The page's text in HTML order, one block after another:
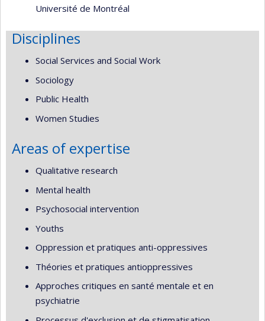
Université de Montréal
Disciplines
Social Services and Social Work
Sociology
Public Health
Women Studies
Areas of expertise
Qualitative research
Mental health
Psychosocial intervention
Youths
Oppression et pratiques anti-oppressives
Théories et pratiques antioppressives
Approches critiques en santé mentale et en
psychiatrie